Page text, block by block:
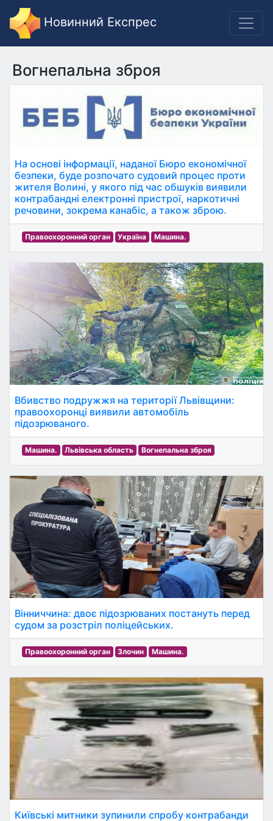
Новинний Експрес
Вогнепальна зброя
На основі інформації, наданої Бюро економічної
безпеки, буде розпочато судовий процес проти
жителя Волині, у якого під час обшуків виявили
контрабандні електронні пристрої, наркотичні
речовини, зокрема канабіс, а також зброю.
Правоохоронний орган Україна Машина.
Вбивство подружжя на території Львівщини:
правоохоронці виявили автомобіль
підозрюваного.
Машина. Львівська область Вогнепальна зброя
Вінниччина: двоє підозрюваних постануть перед
судом за розстріл поліцейських.
Правоохоронний орган Злочин Машина.
Київські митники зупинили спробу контрабанди